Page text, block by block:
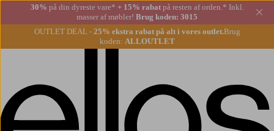
30% på din dyreste vare* + 15% rabatpå resten af orden.* Inkl.
masser af møbler! Brug koden: 3015
OUTLET DEAL - 25% ekstra rabat på alt i vores outlet.Brug
koden: ALLOUTLET